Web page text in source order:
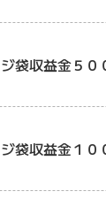
袋収益金５
袋収益金１